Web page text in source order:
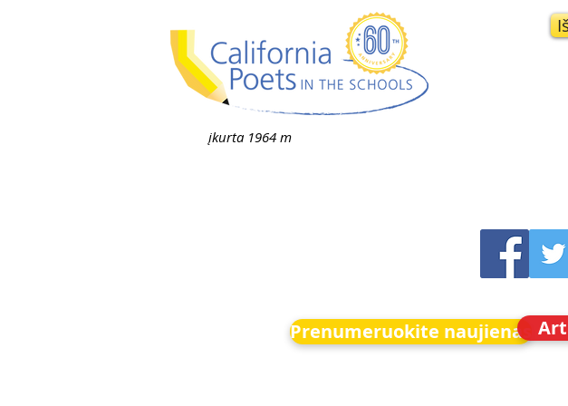
įkurta 1964 m
Prenumeruokite naujienas